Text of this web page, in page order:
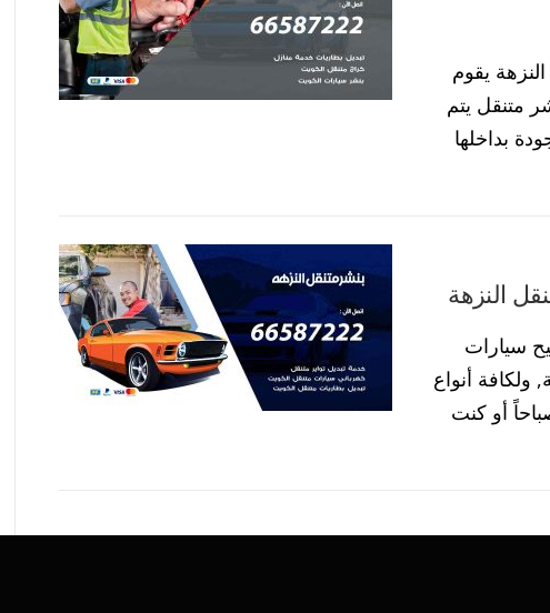
يقوم
متنقل يتم
بداخلها
سيارات
الكويت على مدار ال24 ساعة, ولكافة أنواع
أو كنت